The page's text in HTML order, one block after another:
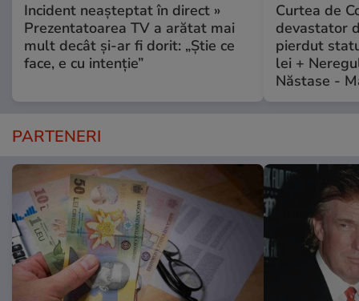
Incident neașteptat în direct »
Prezentatoarea TV a arătat mai
mult decât și-ar fi dorit: „Știe ce
face, e cu intenție”
Curtea de
devastator
pierdut
lei +
Năstase -
PARTENERI